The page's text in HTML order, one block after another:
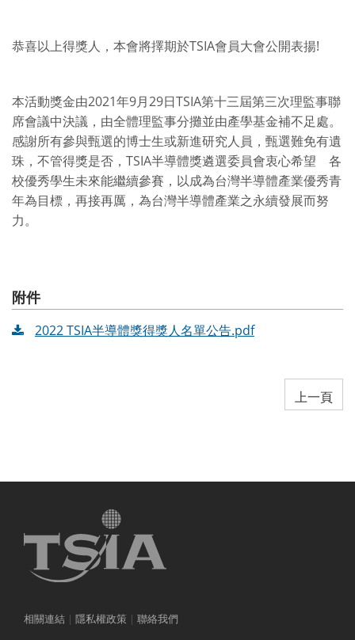
恭喜以上得獎人，本會將擇期於TSIA會員大會公開表揚!
本活動獎金由2021年9月29日TSIA第十三屆第三次理監事聯
席會議中決議，由全體理監事分攤並由產學基金補不足處。
感謝所有參與甄選的博士生或新進研究人員，甄選難免有遺
珠，不管得獎是否，TSIA半導體獎遴選委員會衷心希望 各
校優秀學生未來能繼續參賽，以成為台灣半導體產業優秀青
年為目標，再接再厲，為台灣半導體產業之永續發展而努
力。
附件
2022 TSIA半導體獎得獎人名單公告.pdf
上一頁
相關連結 | 隱私權政策 | 聯絡我們